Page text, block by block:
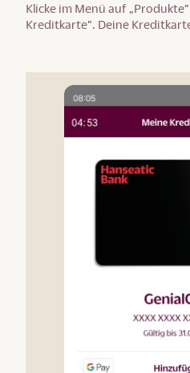
Klicke im Menü auf
Kreditkarte". Deine